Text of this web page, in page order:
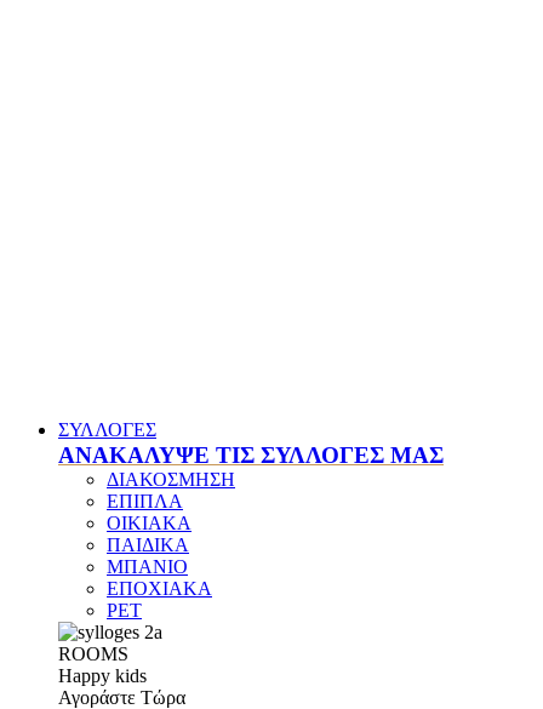
ΣΥΛΛΟΓΕΣ
ΑΝΑΚΑΛΥΨΕ ΤΙΣ ΣΥΛΛΟΓΕΣ ΜΑΣ
ΔΙΑΚΟΣΜΗΣΗ
ΕΠΙΠΛΑ
ΟΙΚΙΑΚΑ
ΠΑΙΔΙΚΑ
ΜΠΑΝΙΟ
ΕΠΟΧΙΑΚΑ
PET
ROOMS
Happy kids
Αγοράστε Τώρα